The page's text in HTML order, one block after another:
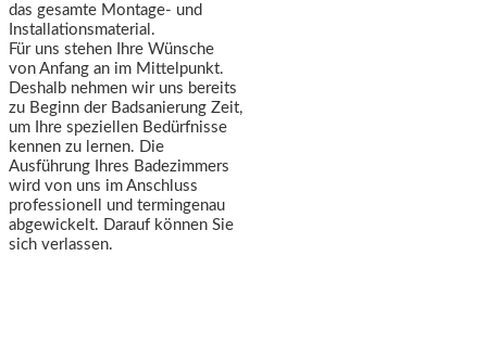
das gesamte Montage- und
Installationsmaterial.
Für uns stehen Ihre Wünsche
von Anfang an im Mittelpunkt.
Deshalb nehmen wir uns bereits
zu Beginn der Badsanierung Zeit,
um Ihre speziellen Bedürfnisse
kennen zu lernen. Die
Ausführung Ihres Badezimmers
wird von uns im Anschluss
professionell und termingenau
abgewickelt. Darauf können Sie
sich verlassen.